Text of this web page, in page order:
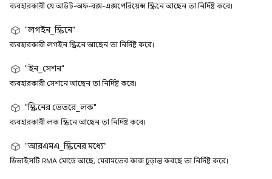
ব্যবহারকারী যে আউট-অফ-বক্স-এক্সপেরিয়েন্স স্ক্রিনে আছেন তা নির্দিষ্ট করে।
"লগইন_স্ক্রিনে"
ব্যবহারকারী লগইন স্ক্রিনে আছেন তা নির্দিষ্ট করে।
"ইন_সেশন"
ব্যবহারকারী সেশনে আছেন তা নির্দিষ্ট করে।
"স্ক্রিনের ভেতরে_লক"
ব্যবহারকারী লক স্ক্রিনে আছেন তা নির্দিষ্ট করে।
"আরএমএ_স্ক্রিনের মধ্যে"
ডিভাইসটি RMA মোডে আছে, মেরামতের কাজ চূড়ান্ত করছে তা নির্দিষ্ট করে।